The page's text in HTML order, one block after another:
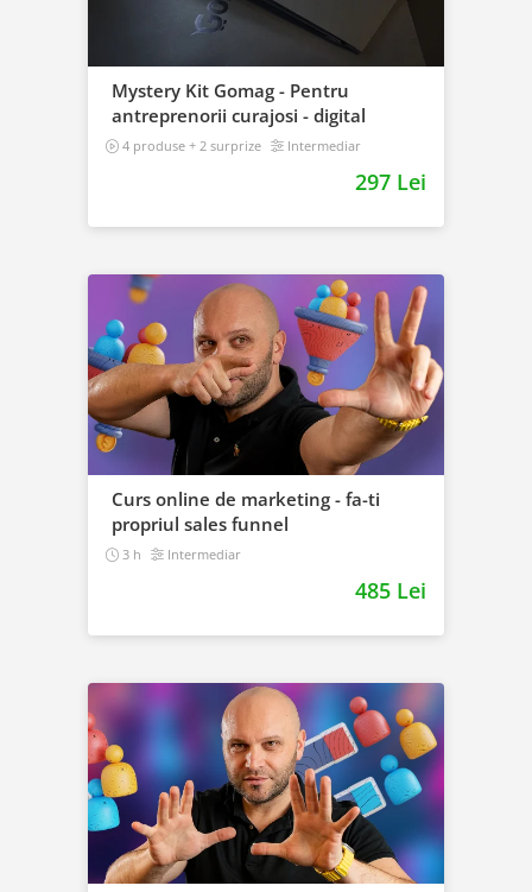
Mystery Kit Gomag - Pentru
antreprenorii curajosi - digital
4 produse + 2 surprize Intermediar
297 Lei
Curs online de marketing - fa-ti
propriul sales funnel
3 h Intermediar
485 Lei